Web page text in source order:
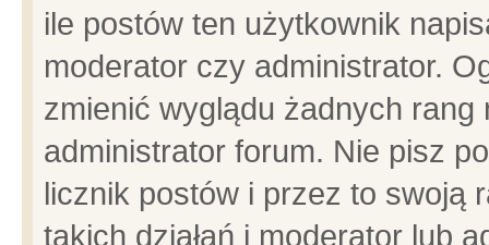
ile postów ten użytkownik
moderator czy administrator.
zmienić wyglądu żadnych
administrator forum. Nie pisz
licznik postów i przez to swoją
takich działań i moderator lub